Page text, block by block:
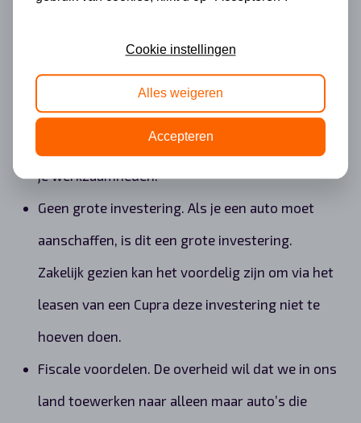
zitten in de totaalprijs.
Door een leasecontract worden de zaken
eenvoudiger. Bij pech, schade of onderhoud is er
vervangend vervoer. Hierdoor kan je verder met
je werkzaamheden.
Geen grote investering. Als je een auto moet
aanschaffen, is dit een grote investering.
Zakelijk gezien kan het voordelig zijn om via het
leasen van een Cupra deze investering niet te
hoeven doen.
Fiscale voordelen. De overheid wil dat we in ons
land toewerken naar alleen maar auto’s die
Cookie instellingen
Alles weigeren
Accepteren